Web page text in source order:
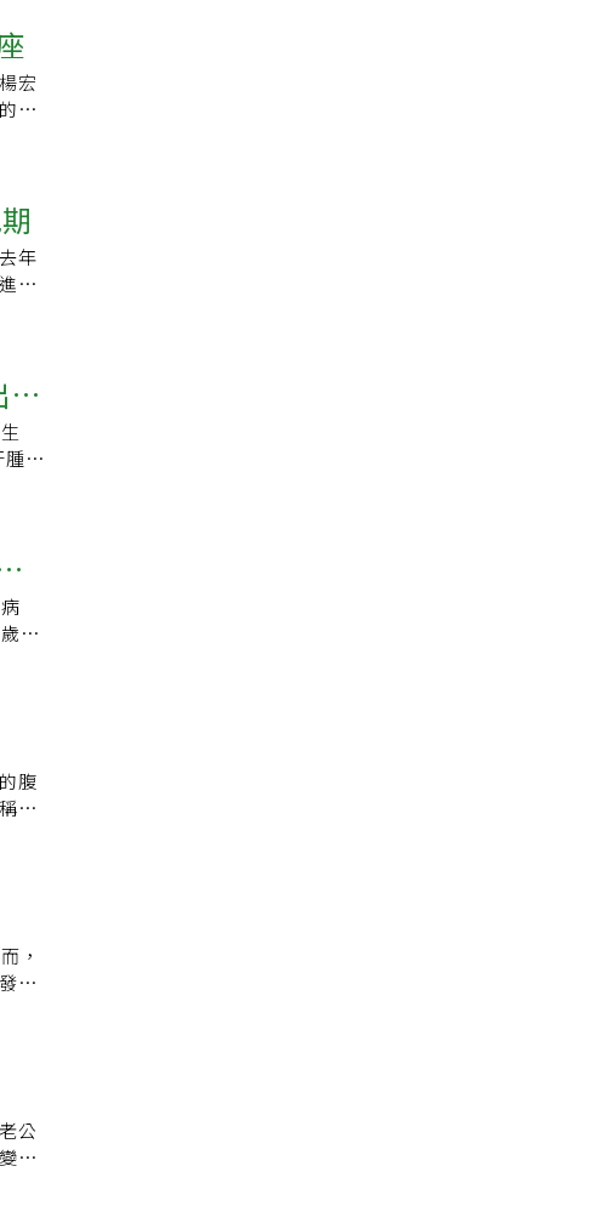
所
越
常
離
能
：
者
振
估
不
在
，
到
化
體
肝
式
加
宏
關
年
一
C
染
檢
受
的
會
檢
，
早
年
腫
伸
局
佳
是
，
約
變
而
樣
療
酒
療
含
B、
岑
。
換
加
肝
的
一
，
爆
性
變
爆
有
」
是
腹
許P
在
麼
家
名
台
讓
許
我
，
生
該
，
臟
，
為
公
成